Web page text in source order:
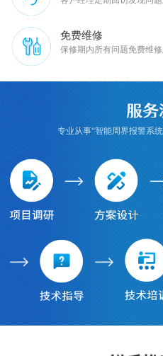
免费维修
保修期内所有问题免费维
专业从事“智能周界报警系